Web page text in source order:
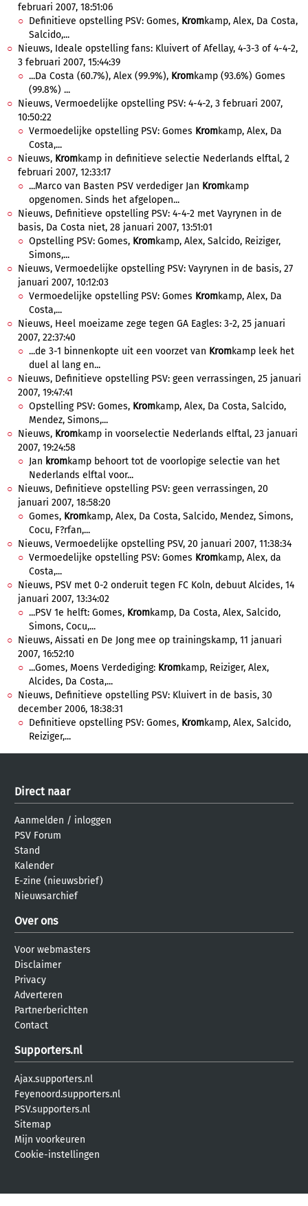
februari 2007, 18:51:06
Definitieve opstelling PSV: Gomes, Kromkamp, Alex, Da Costa,
Salcido,...
Nieuws, Ideale opstelling fans: Kluivert of Afellay, 4-3-3 of 4-4-2,
3 februari 2007, 15:44:39
...Da Costa (60.7%), Alex (99.9%), Kromkamp (93.6%) Gomes
(99.8%) ...
Nieuws, Vermoedelijke opstelling PSV: 4-4-2, 3 februari 2007,
10:50:22
Vermoedelijke opstelling PSV: Gomes Kromkamp, Alex, Da
Costa,...
Nieuws, Kromkamp in definitieve selectie Nederlands elftal, 2
februari 2007, 12:33:17
...Marco van Basten PSV verdediger Jan Kromkamp
opgenomen. Sinds het afgelopen...
Nieuws, Definitieve opstelling PSV: 4-4-2 met Vayrynen in de
basis, Da Costa niet, 28 januari 2007, 13:51:01
Opstelling PSV: Gomes, Kromkamp, Alex, Salcido, Reiziger,
Simons,...
Nieuws, Vermoedelijke opstelling PSV: Vayrynen in de basis, 27
januari 2007, 10:12:03
Vermoedelijke opstelling PSV: Gomes Kromkamp, Alex, Da
Costa,...
Nieuws, Heel moeizame zege tegen GA Eagles: 3-2, 25 januari
2007, 22:37:40
...de 3-1 binnenkopte uit een voorzet van Kromkamp leek het
duel al lang en...
Nieuws, Definitieve opstelling PSV: geen verrassingen, 25 januari
2007, 19:47:41
Opstelling PSV: Gomes, Kromkamp, Alex, Da Costa, Salcido,
Mendez, Simons,...
Nieuws, Kromkamp in voorselectie Nederlands elftal, 23 januari
2007, 19:24:58
Jan kromkamp behoort tot de voorlopige selectie van het
Nederlands elftal voor...
Nieuws, Definitieve opstelling PSV: geen verrassingen, 20
januari 2007, 18:58:20
Gomes, Kromkamp, Alex, Da Costa, Salcido, Mendez, Simons,
Cocu, F?rfan,...
Nieuws, Vermoedelijke opstelling PSV, 20 januari 2007, 11:38:34
Vermoedelijke opstelling PSV: Gomes Kromkamp, Alex, da
Costa,...
Nieuws, PSV met 0-2 onderuit tegen FC Koln, debuut Alcides, 14
januari 2007, 13:34:02
...PSV 1e helft: Gomes, Kromkamp, Da Costa, Alex, Salcido,
Simons, Cocu,...
Nieuws, Aissati en De Jong mee op trainingskamp, 11 januari
2007, 16:52:10
...Gomes, Moens Verdediging: Kromkamp, Reiziger, Alex,
Alcides, Da Costa,...
Nieuws, Definitieve opstelling PSV: Kluivert in de basis, 30
december 2006, 18:38:31
Definitieve opstelling PSV: Gomes, Kromkamp, Alex, Salcido,
Reiziger,...
Direct naar
Aanmelden / inloggen
PSV Forum
Stand
Kalender
E-zine (nieuwsbrief)
Nieuwsarchief
Over ons
Voor webmasters
Disclaimer
Privacy
Adverteren
Partnerberichten
Contact
Supporters.nl
Ajax.supporters.nl
Feyenoord.supporters.nl
PSV.supporters.nl
Sitemap
Mijn voorkeuren
Cookie-instellingen